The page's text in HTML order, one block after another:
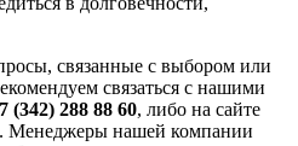
связанные с выбором или
связаться с нашими
(342) 288 88 60, либо на сайте
Менеджеры нашей компании